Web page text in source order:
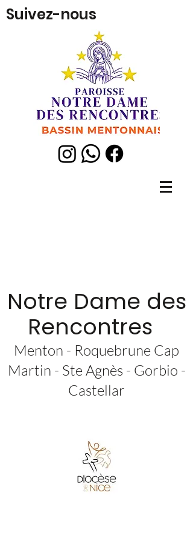
Suivez-nous
Notre Dame des
Rencontres
Menton - Roquebrune Cap
Martin - Ste Agnès - Gorbio -
Castellar